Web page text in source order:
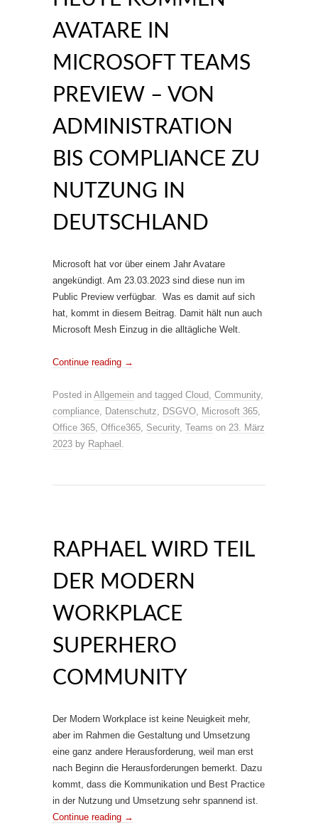
AVATARE IN
MICROSOFT TEAMS
PREVIEW – VON
ADMINISTRATION
BIS COMPLIANCE ZU
NUTZUNG IN
DEUTSCHLAND
Microsoft hat vor über einem Jahr Avatare
angekündigt. Am 23.03.2023 sind diese nun im
Public Preview verfügbar. Was es damit auf sich
hat, kommt in diesem Beitrag. Damit hält nun auch
Microsoft Mesh Einzug in die alltägliche Welt.
Continue reading →
Posted in Allgemein and tagged Cloud, Community,
compliance, Datenschutz, DSGVO, Microsoft 365,
Office 365, Office365, Security, Teams on 23. März
2023 by Raphael .
RAPHAEL WIRD TEIL
DER MODERN
WORKPLACE
SUPERHERO
COMMUNITY
Der Modern Workplace ist keine Neuigkeit mehr,
aber im Rahmen die Gestaltung und Umsetzung
eine ganz andere Herausforderung, weil man erst
nach Beginn die Herausforderungen bemerkt. Dazu
kommt, dass die Kommunikation und Best Practice
in der Nutzung und Umsetzung sehr spannend ist.
Continue reading →